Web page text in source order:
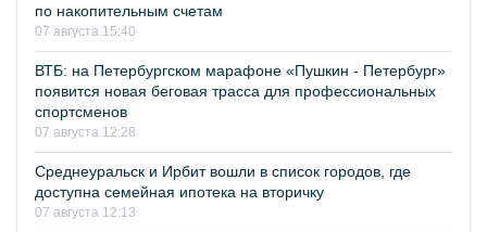
по накопительным счетам
07 августа 15:40
ВТБ: на Петербургском марафоне «Пушкин - Петербург»
появится новая беговая трасса для профессиональных
спортсменов
07 августа 12:28
Среднеуральск и Ирбит вошли в список городов, где
доступна семейная ипотека на вторичку
07 августа 12:13